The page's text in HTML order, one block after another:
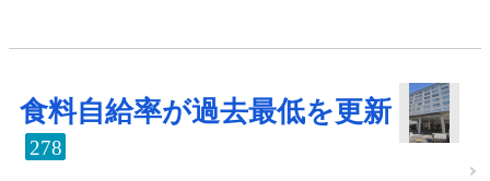
食料自給率が過去最低を更新
278